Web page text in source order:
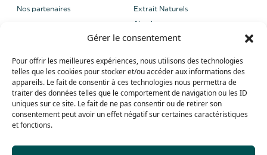
Gérer le consentement
Pour offrir les meilleures expériences, nous utilisons des technologies
telles que les cookies pour stocker et/ou accéder aux informations des
appareils. Le fait de consentir à ces technologies nous permettra de
traiter des données telles que le comportement de navigation ou les ID
uniques sur ce site. Le fait de ne pas consentir ou de retirer son
consentement peut avoir un effet négatif sur certaines caractéristiques
et fonctions.
Nos partenaires Extrait Naturels
Absolues
provence.com
Tel: +33 (0) 4 90 27 09 40
Whatsapp: +33 (0) 4 90 27 09 40